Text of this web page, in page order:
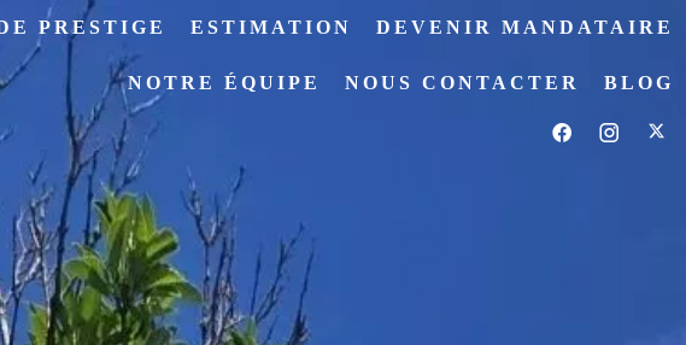
PRESTIGE ESTIMATION DEVENIR MANDATAIRE
NOTRE ÉQUIPE NOUS CONTACTER BLOG